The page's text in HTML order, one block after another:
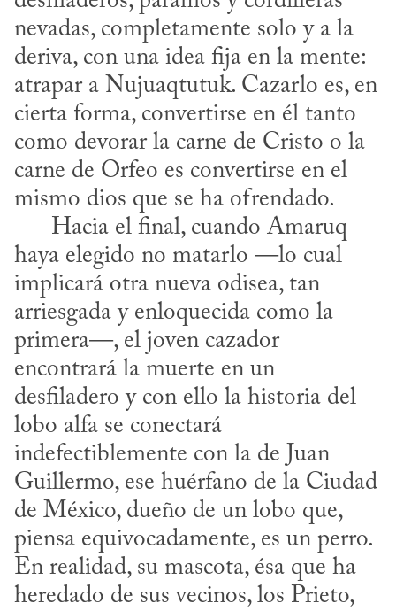
nevadas, completamente solo y a la
deriva, con una idea fija en la mente:
atrapar a Nujuaqtutuk. Cazarlo es, en
cierta forma, convertirse en él tanto
como devorar la carne de Cristo o la
carne de Orfeo es convertirse en el
mismo dios que se ha ofrendado.
haya elegido no matarlo —lo cual
implicará otra nueva odisea, tan
arriesgada y enloquecida como la
primera—, el joven cazador
encontrará la muerte en un
desfiladero y con ello la historia del
lobo alfa se conectará
indefectiblemente con la de Juan
Guillermo, ese huérfano de la Ciudad
de México, dueño de un lobo que,
piensa equivocadamente, es un perro.
En realidad, su mascota, ésa que ha
heredado de sus vecinos, los Prieto,